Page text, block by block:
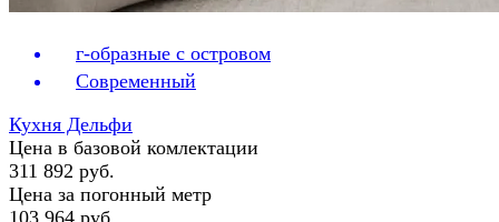
г-образные с островом
Современный
Кухня Дельфи
Цена в базовой комлектации
311 892 руб.
Цена за погонный метр